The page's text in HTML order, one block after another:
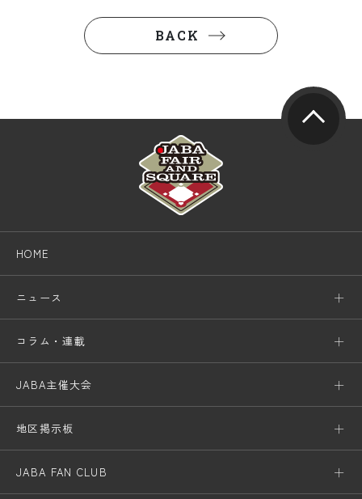
BACK
HOME
ニュース
コラム・連載
JABA主催大会
地区掲示板
JABA FAN CLUB